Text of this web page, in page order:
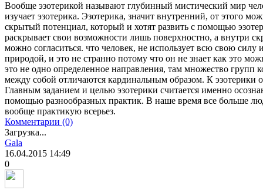
Вообще эзотерикой называют глубинный мистический мир
изучает эзотерика. Эзотерика, значит внутренний, от этого
скрытый потенциал, который и хотят развить с помощью
раскрывает свои возможности лишь поверхностно, а внутри
можно согласиться. что человек, не использует всю свою
природой, и это не странно потому что он не знает как это
это не одно определенное направления, там множество групп
между собой отличаются кардинальным образом. К эзотерики
Главным заданием и целью эзотерики считается именно
помощью разнообразных практик. В наше время все больше
вообще практикую всерьез.
Комментарии (0)
Загрузка...
Gala
16.04.2015 14:49
0